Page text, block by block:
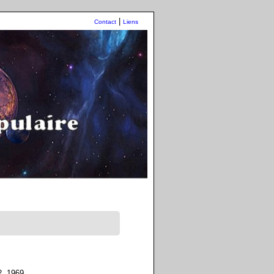
Contact Liens